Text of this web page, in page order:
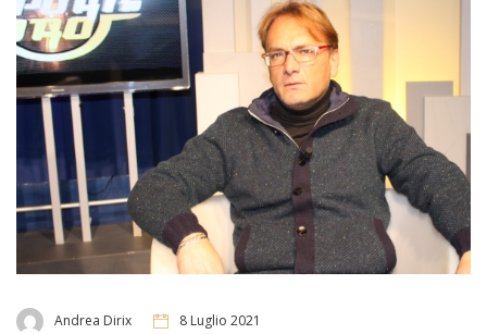
Andrea Dirix 8 Luglio 2021